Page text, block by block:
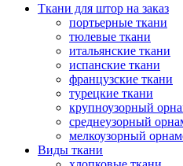
Ткани для штор на заказ
портьерные ткани
тюлевые ткани
итальянские ткани
испанские ткани
французские ткани
турецкие ткани
крупноузорный
среднеузорный
мелкоузорный
Виды ткани